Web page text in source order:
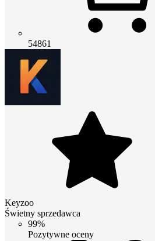
54861
Keyzoo
Świetny sprzedawca
99%
Pozytywne oceny